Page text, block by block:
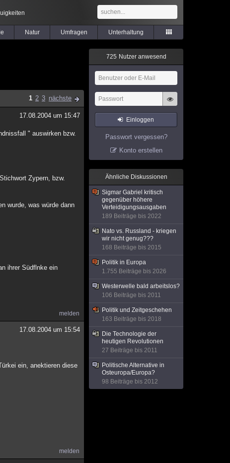
Natur Umfragen Unterhaltung
1 2 3 nächste
17.08.2004 um 15:47
" auswirken bzw.
Zypern, bzw.
wurde, was würde dann
ihrer Südflnke ein
melden
17.08.2004 um 15:54
ein, anektieren diese
melden
725 Nutzer anwesend
Einloggen
Passwort vergessen?
Konto erstellen
Ähnliche Diskussionen
Sigmar Gabriel kritisch
gegenüber höhere
Verteidigungsausgaben
189 Beiträge bis 2022
Nato vs. Russland - kriegen
wir nicht genug???
168 Beiträge bis 2015
Politik in Europa
1.755 Beiträge bis 2026
Westerwelle bald arbeitslos?
106 Beiträge bis 2011
Politik und Zeitgeschehen
163 Beiträge bis 2018
Die Technologie der
heutigen Revolutionen
27 Beiträge bis 2011
Politische Alternative in
Osteuropa/Europa?
98 Beiträge bis 2012